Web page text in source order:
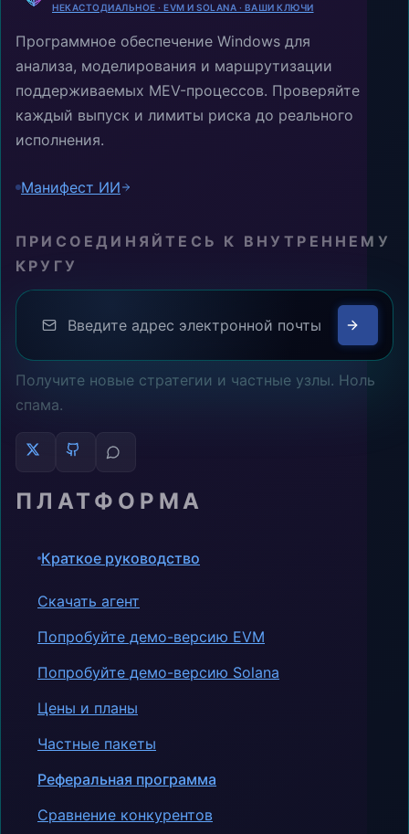
НЕКАСТОДИАЛЬНОЕ · EVM И SOLANA · ВАШИ КЛЮЧИ
Программное обеспечение Windows для
анализа, моделирования и маршрутизации
поддерживаемых MEV-процессов. Проверяйте
каждый выпуск и лимиты риска до реального
исполнения.
Манифест ИИ
ПРИСОЕДИНЯЙТЕСЬ К ВНУТРЕННЕМУ
КРУГУ
Получите новые стратегии и частные узлы. Ноль
спама.
ПЛАТФОРМА
Краткое руководство
Скачать агент
Попробуйте демо-версию EVM
Попробуйте демо-версию Solana
Цены и планы
Частные пакеты
Реферальная программа
Сравнение конкурентов